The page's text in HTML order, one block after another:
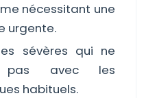
nécessitant une
urgente.
sévères qui ne
pas avec les
habituels.